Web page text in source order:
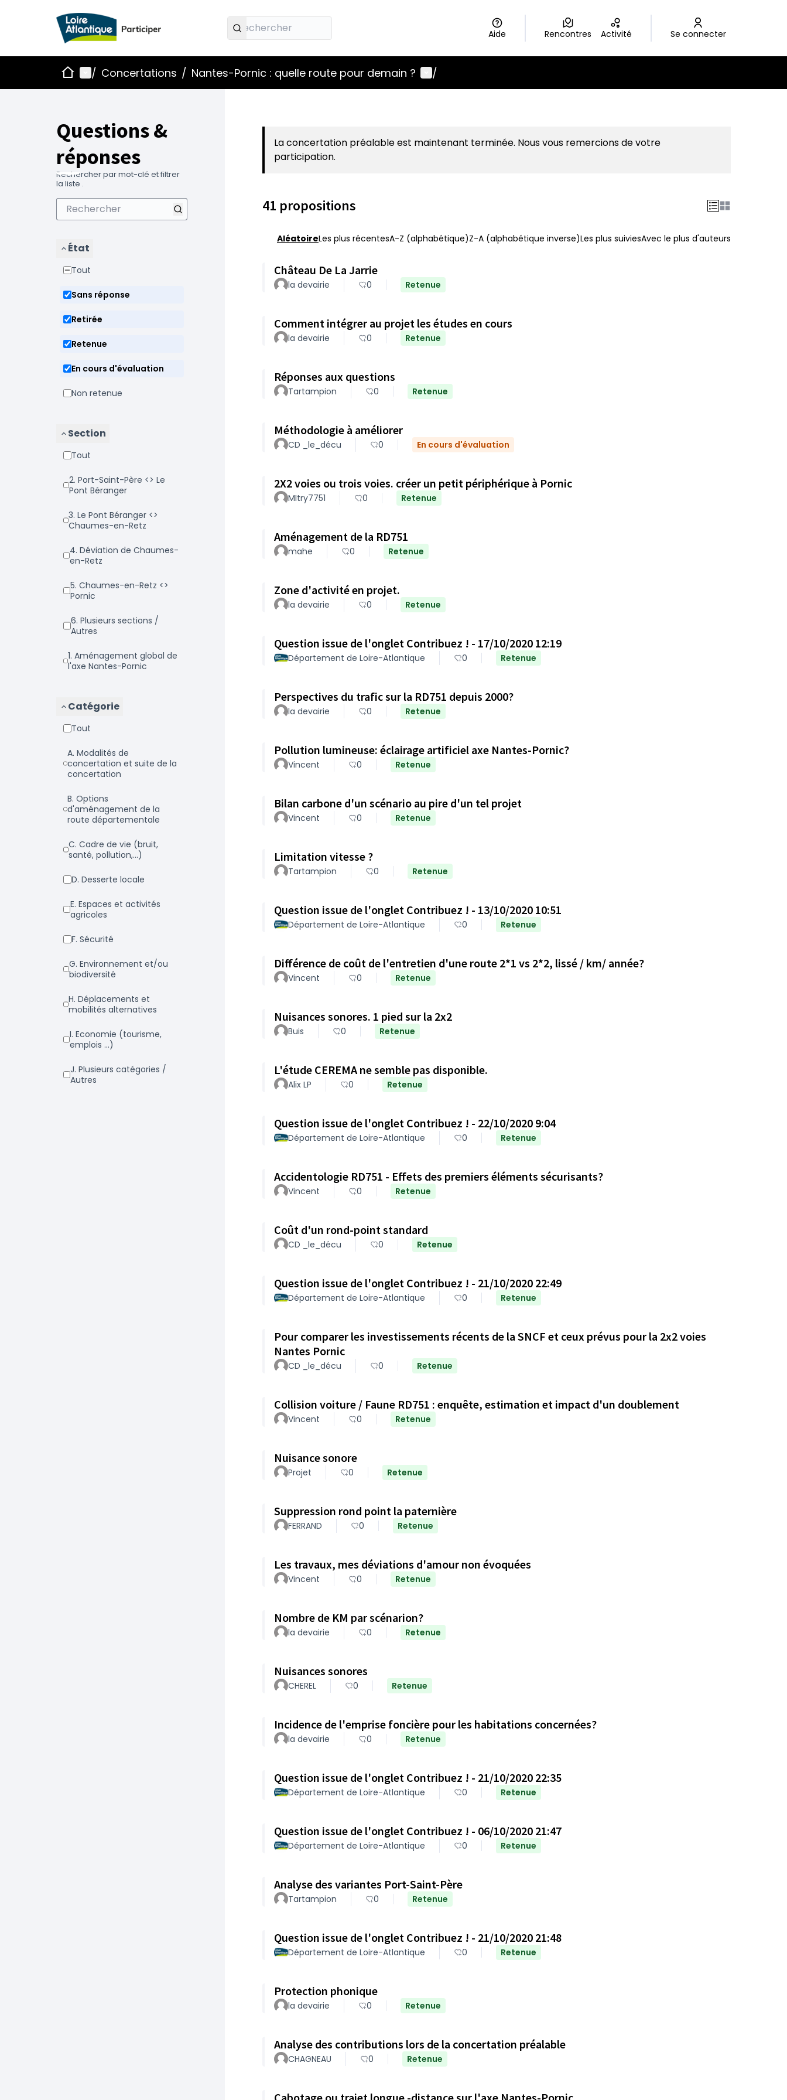
Aide Rencontres Activité Se connecter
AccueilMenu principal
/ Concertations / Nantes-Pornic : quelle route pour demain ? Menu utilisateur
/
Questions &
réponses
Rechercher par mot-clé et filtrer
la liste .
État
Tout
Sans réponse
Retirée
Retenue
En cours d'évaluation
Non retenue
Section
Tout
2. Port-Saint-Père <> Le
Pont Béranger
3. Le Pont Béranger <>
Chaumes-en-Retz
4. Déviation de Chaumes-
en-Retz
5. Chaumes-en-Retz <>
Pornic
6. Plusieurs sections /
Autres
1. Aménagement global de
l'axe Nantes-Pornic
Catégorie
Tout
a. Modalités de
concertation et suite de la
concertation
b. Options
d'aménagement de la
route départementale
c. Cadre de vie (bruit,
santé, pollution,...)
d. Desserte locale
e. Espaces et activités
agricoles
f. Sécurité
g. Environnement et/ou
biodiversité
h. Déplacements et
mobilités alternatives
i. Economie (tourisme,
emplois ...)
j. Plusieurs catégories /
Autres
La concertation préalable est maintenant terminée. Nous vous remercions de votre
participation.
41 propositions
AléatoireLes plus récentesA-Z (alphabétique)Z-A (alphabétique inverse)Les plus suiviesAvec le plus d'auteurs
Château De La Jarrie
la devairie 0 Retenue
Comment intégrer au projet les études en cours
la devairie 0 Retenue
Réponses aux questions
Tartampion 0 Retenue
Méthodologie à améliorer
CD _le_décu 0 En cours d'évaluation
2X2 voies ou trois voies. créer un petit périphérique à Pornic
MItry7751 0 Retenue
Aménagement de la RD751
mahe 0 Retenue
Zone d'activité en projet.
la devairie 0 Retenue
Question issue de l'onglet Contribuez ! - 17/10/2020 12:19
Département de Loire-Atlantique 0 Retenue
Perspectives du trafic sur la RD751 depuis 2000?
la devairie 0 Retenue
Pollution lumineuse: éclairage artificiel axe Nantes-Pornic?
Vincent 0 Retenue
Bilan carbone d'un scénario au pire d'un tel projet
Vincent 0 Retenue
Limitation vitesse ?
Tartampion 0 Retenue
Question issue de l'onglet Contribuez ! - 13/10/2020 10:51
Département de Loire-Atlantique 0 Retenue
Différence de coût de l'entretien d'une route 2*1 vs 2*2, lissé / km/ année?
Vincent 0 Retenue
Nuisances sonores. 1 pied sur la 2x2
Buis 0 Retenue
L'étude CEREMA ne semble pas disponible.
Alix LP 0 Retenue
Question issue de l'onglet Contribuez ! - 22/10/2020 9:04
Département de Loire-Atlantique 0 Retenue
Accidentologie RD751 - Effets des premiers éléments sécurisants?
Vincent 0 Retenue
Coût d'un rond-point standard
CD _le_décu 0 Retenue
Question issue de l'onglet Contribuez ! - 21/10/2020 22:49
Département de Loire-Atlantique 0 Retenue
Pour comparer les investissements récents de la SNCF et ceux prévus pour la 2x2 voies
Nantes Pornic
CD _le_décu 0 Retenue
Collision voiture / Faune RD751 : enquête, estimation et impact d'un doublement
Vincent 0 Retenue
Nuisance sonore
Projet 0 Retenue
Suppression rond point la paternière
FERRAND 0 Retenue
Les travaux, mes déviations d'amour non évoquées
Vincent 0 Retenue
Nombre de KM par scénarion?
la devairie 0 Retenue
Nuisances sonores
CHEREL 0 Retenue
Incidence de l'emprise foncière pour les habitations concernées?
la devairie 0 Retenue
Question issue de l'onglet Contribuez ! - 21/10/2020 22:35
Département de Loire-Atlantique 0 Retenue
Question issue de l'onglet Contribuez ! - 06/10/2020 21:47
Département de Loire-Atlantique 0 Retenue
Analyse des variantes Port-Saint-Père
Tartampion 0 Retenue
Question issue de l'onglet Contribuez ! - 21/10/2020 21:48
Département de Loire-Atlantique 0 Retenue
Protection phonique
la devairie 0 Retenue
Analyse des contributions lors de la concertation préalable
CHAGNEAU 0 Retenue